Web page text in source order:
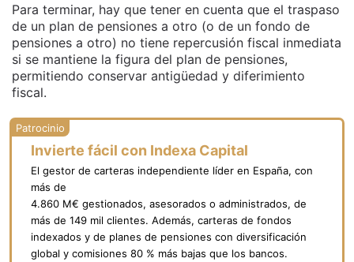
Para terminar, hay que tener en cuenta que el traspaso
de un plan de pensiones a otro (o de un fondo de
pensiones a otro) no tiene repercusión fiscal inmediata
si se mantiene la figura del plan de pensiones,
permitiendo conservar antigüedad y diferimiento
fiscal.
Invierte fácil con Indexa Capital
El gestor de carteras independiente líder en España, con
más de
4.860 M€ gestionados, asesorados o administrados, de
más de 149 mil clientes. Además, carteras de fondos
indexados y de planes de pensiones con diversificación
global y comisiones 80 % más bajas que los bancos.